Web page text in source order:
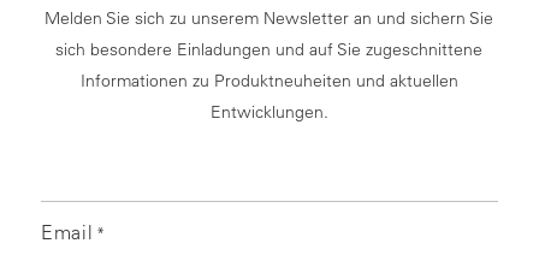
Melden Sie sich zu unserem Newsletter an und sichern Sie
sich besondere Einladungen und auf Sie zugeschnittene
Informationen zu Produktneuheiten und aktuellen
Entwicklungen.
Email *